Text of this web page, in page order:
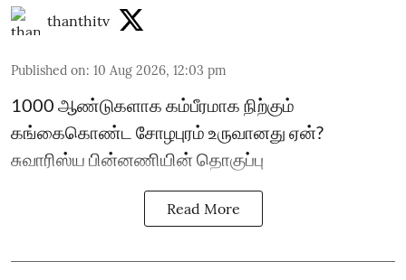
thanthitv
Published on: 10 Aug 2026, 12:03 pm
1000 ஆண்டுகளாக கம்பீரமாக நிற்கும்
கங்கைகொண்ட சோழபுரம் உருவானது ஏன்?
சுவாரிஸ்ய பின்னணியின் தொகுப்பு
Read More